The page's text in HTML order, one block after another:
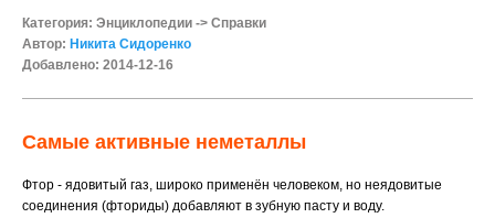
Категория: Энциклопедии -> Справки
Автор: Никита Сидоренко
Добавлено: 2014-12-16
Самые активные неметаллы
Фтор - ядовитый газ, широко применён человеком, но неядовитые
соединения (фториды) добавляют в зубную пасту и воду.